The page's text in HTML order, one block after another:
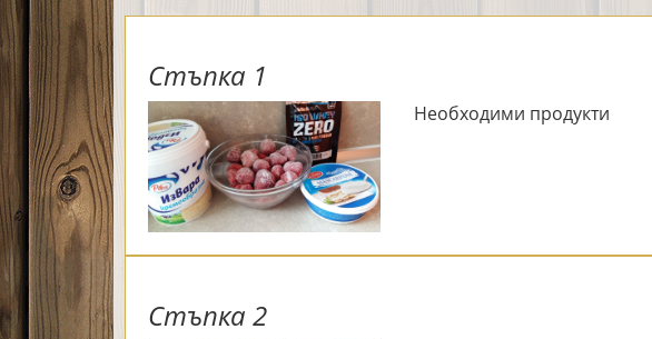
Стъпка 1
Необходими продукти
Стъпка 2